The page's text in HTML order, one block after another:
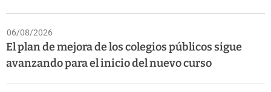
06/08/2026
El plan de mejora de los colegios públicos sigue
avanzando para el inicio del nuevo curso